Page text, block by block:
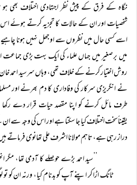
نگاہ کے فرق کے پیش نظر اجتہادی اختلاف بھی
شخصیات اور ان کے حالات کا تجزیہ کرتے ہوئے اس
اسے کسی حال میں نظروں سے اوجھل نہیں ہونا
میں برصغیر میں جہاں علماء کی ایک بہت بڑی
روش اختیار کرنے کے خلاف تھی، وہاں سرسید احمد
نے انگریزی سرکار کی وفاداری کا دم بھرنے اور
طرف مائل کرنے کو اپنا مقصد حیات قرار دے
یقیناًسخت اختلاف کیا جا سکتا ہے اور اس کی وجہ سے
دراز رہی ہے، تاہم مولانا اشرف علی تھانوی فرماتے
’’سید احمد بڑے حوصلے کا آدمی تھا،
ٹانگ اڑا کر اپنے آپ کو بدنام کیا، ورنہ ان کو تو